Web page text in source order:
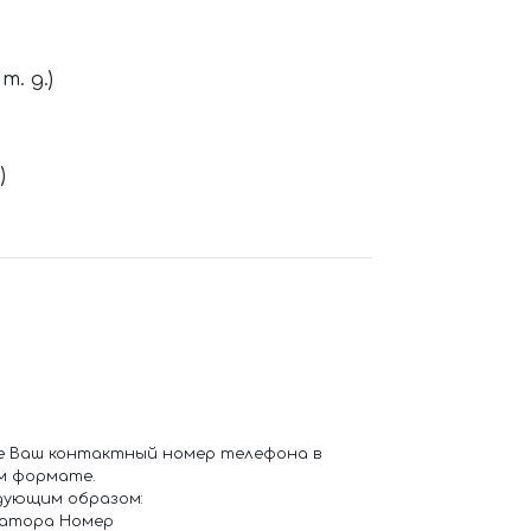
д.)
Ваш контактный номер телефона в
формате.
образом:
Номер